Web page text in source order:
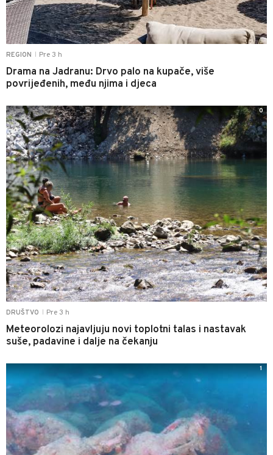
REGION Pre 3 h
Drama na Jadranu: Drvo palo na kupače, više
povrijeđenih, među njima i djeca
DRUŠTVO Pre 3 h
Meteorolozi najavljuju novi toplotni talas i nastavak
suše, padavine i dalje na čekanju
0
1